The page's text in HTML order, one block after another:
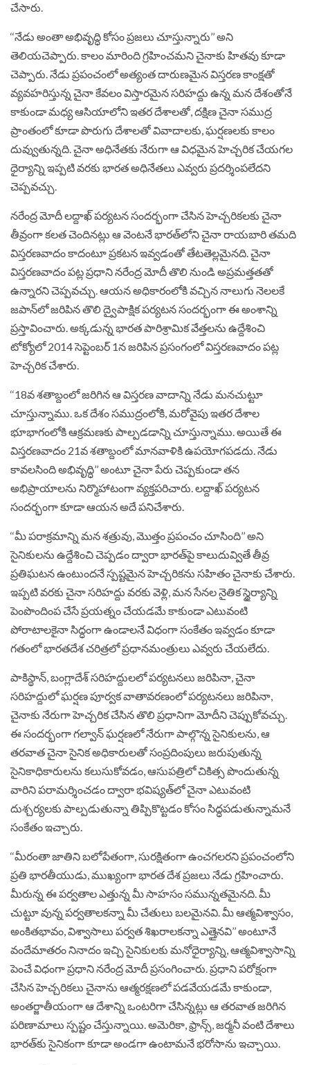
చేసారు.
‘‘నేడు అంతా అభివృద్ధి కోసం ప్రజలు చూస్తున్నారు’’ అని
తెలియచెప్పారు. కాలం మారింది గ్రహించమని చైనాకు హితవు కూడా
చెప్పారు. నేడు ప్రపంచంలో అత్యంత దారుణమైన విస్తరణ కాంక్షతో
వ్యవహరిస్తున్న చైనా కేవలం విస్తారమైన సరిహద్దు ఉన్న మన దేశంతోనే
కాకుండా మధ్య ఆసియాలోని ఇతర దేశాలతో, దక్షిణ చైనా సముద్ర
ప్రాంతంలో కూడా పొరుగు దేశాలతో వివాదాలకు, ఘర్షణలకు కాలం
దువ్వుతున్నది. చైనా అధినేతకు నేరుగా ఆ విధమైన హెచ్చరిక చేయగల
ధైర్యాన్ని ఇప్పటి వరకు భారత అధినేతలు ఎవ్వరు ప్రదర్శింపలేదని
చెప్పవచ్చు.
నరేంద్ర మోదీ లద్దాఖ్ పర్యటన సందర్భంగా చేసిన హెచ్చరికలకు చైనా
తీవ్రంగా కలత చెందినట్లు ఆ వెంటనే భారత్‌లోని చైనా రాయబారి తమది
విస్తరణవాదం కాదంటూ ప్రకటన ఇవ్వడంతో తేటతెల్లమైనది. చైనా
విస్తరణవాదం పట్ల ప్రధాని నరేంద్ర మోదీ తొలి నుండి అప్రమత్తతతో
ఉన్నారని చెప్పవచ్చు. ఆయన అధికారంలోకి వచ్చిన నాలుగు నెలలకే
జపాన్‌లో జరిపిన తొలి ద్వైపాక్షిక పర్యటన సందర్భంగా ఈ అంశాన్ని
ప్రస్తావించారు. అక్కడున్న భారత పారిశ్రామిక వేత్తలను ఉద్దేశించి
టోక్యోలో 2014 సెప్టెంబర్ 1న జరిపిన ప్రసంగంలో విస్తరణవాదం పట్ల
హెచ్చరిక చేశారు.
‘‘18వ శతాబ్దంలో జరిగిన ఆ విస్తరణ వాదాన్ని నేడు మనచుట్టూ
చూస్తున్నాము. ఒక దేశం సముద్రంలోకి, మరోవైపు ఇతర దేశాల
భూభాగంలోకి ఆక్రమణకు పాల్పడడాన్ని చూస్తున్నాము. అయితే ఈ
విస్తరణవాదం 21వ శతాబ్దంలో మానవాళికి ఉపయోగపడదు. నేడు
కావలసింది అభివృద్ధి’’ అంటూ చైనా పేరు చెప్పకుండా తన
అభిప్రాయాలను నిర్మొహాటంగా వ్యక్తపరిచారు. లద్దాఖ్ పర్యటన
సందర్భంగా కూడా ఆయన అదే పనిచేశారు.
‘‘మీ పరాక్రమాన్ని మన శత్రువు, మొత్తం ప్రపంచం చూసింది’’ అని
సైనికులను ఉద్దేశించి చెప్పడం ద్వారా భారత్‌పై కాలుదువ్వితే తీవ్ర
ప్రతిఘటన ఉంటుందనే స్పష్టమైన హెచ్చరికను సహితం చైనాకు చేశారు.
ఇప్పటి వరకు చైనా సరిహద్దు వరకు వెళ్లి, మన సేనల నైతిక స్థైర్యాన్ని
పెంపొందింప చేసే ప్రయత్నం చేయడమే కాకుండా ఎటువంటి
పోరాటాలకైనా సిద్ధంగా ఉండాలనే విధంగా సంకేతం ఇవ్వడం కూడా
గతంలో భారతదేశ చరిత్రలో ప్రధానమంత్రులు ఎవ్వరు చేయలేదు.
పాకిస్థాన్‌, బంగ్లాదేశ్‌ సరిహద్దులలో పర్యటనలు జరిపినా, చైనా
సరిహద్దులో ఘర్షణ పూర్వక వాతావరణంలో పర్యటనలు జరిపినా,
చైనాకు నేరుగా హెచ్చరిక చేసిన తొలి ప్రధానిగా మోదీని చెప్పుకోవచ్చు.
ఈ సందర్భంగా గల్వాన్‌ ఘర్షణలో నేరుగా పాల్గొన్న సైనికులను, ఆ
తరవాత చైనా సైనిక అధికారులతో సంప్రదింపులు జరుపుతున్న
సైనికాధికారులను కలుసుకోవడం, ఆసుపత్రిలో చికిత్స పొందుతున్న
వారిని పరామర్శించడం ద్వారా భవిష్యత్‌లో చైనా ఎటువంటి
దుశ్చర్యలకు పాల్పడుతున్నా తిప్పికొట్టడం కోసం సిద్ధపడుతున్నామనే
సంకేతం ఇచ్చారు.
‘‘మీరంతా జాతిని బలోపేతంగా, సురక్షితంగా ఉంచగలరని ప్రపంచంలోని
ప్రతి భారతీయుడు, ముఖ్యంగా భారత దేశ ప్రజలు నేడు గ్రహించారు.
మీరున్న ఈ పర్వతాల ఎత్తున్న మీ సాహసం సమున్నతమైనది. మీ
చుట్టూ వున్న పర్వతాలకన్నా మీ చేతులు బలమైనవి. మీ ఆత్మవిశ్వాసం,
అంకితభావం, విశ్వాసాలు పర్వత శిఖరాలకన్నా ఎత్తైనవి’’ అంటూనే
వందేమాతరం నినాదం ఇచ్చి సైనికులకు మనోధైర్యాన్ని, ఆత్మవిశ్వాసాన్ని
పెంచే విధంగా ప్రధాని నరేంద్ర మోదీ ప్రసంగించారు. ప్రధాని పరోక్షంగా
చేసిన హెచ్చరికలు చైనాను ఆత్మరక్షణలో పడవేయడమే కాకుండా,
అంతర్జాతీయంగా ఆ దేశాన్ని ఒంటరిగా చేసిన్నట్లు ఆ తరవాత జరిగిన
పరిణామాలు స్పష్టం చేస్తున్నాయి. అమెరికా, ఫ్రాన్స్‌, జర్మనీ వంటి దేశాలు
భారత్‌కు సైనికంగా కూడా అండగా ఉంటామనే భరోసాను ఇచ్చాయి.